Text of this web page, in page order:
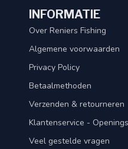
INFORMATIE
Over Reniers Fishing
Algemene voorwaarden
Privacy Policy
Betaalmethoden
Verzenden & retourneren
Klantenservice -
Veel gestelde vragen